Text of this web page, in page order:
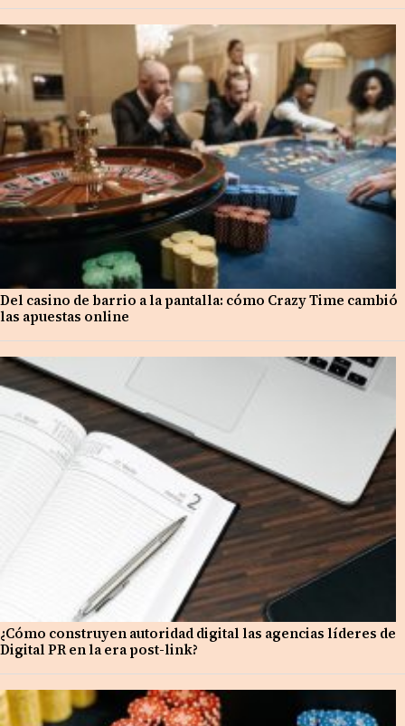
Del casino de barrio a la pantalla: cómo Crazy Time cambió
las apuestas online
¿Cómo construyen autoridad digital las agencias líderes de
Digital PR en la era post-link?